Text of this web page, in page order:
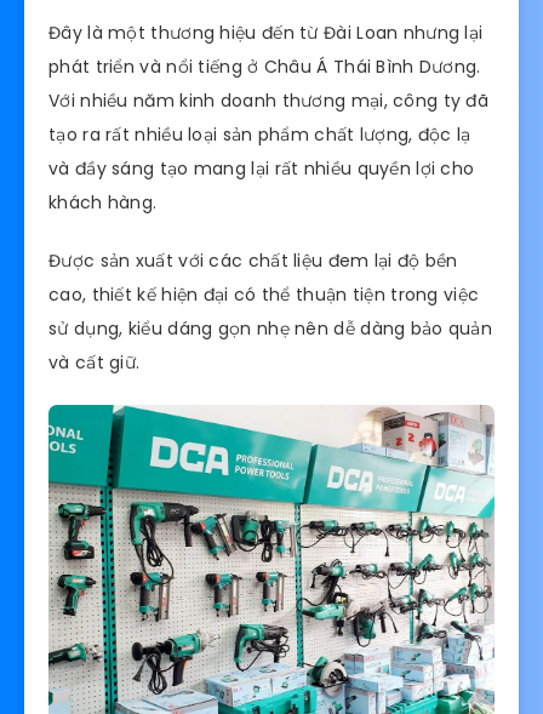
Đây là một thương hiệu đến từ Đài Loan nhưng lại
phát triển và nổi tiếng ở Châu Á Thái Bình Dương.
Với nhiều năm kinh doanh thương mại, công ty đã
tạo ra rất nhiều loại sản phẩm chất lượng, độc lạ
và đầy sáng tạo mang lại rất nhiều quyền lợi cho
khách hàng.
Được sản xuất với các chất liệu đem lại độ bền
cao, thiết kế hiện đại có thể thuận tiện trong việc
sử dụng, kiểu dáng gọn nhẹ nên dễ dàng bảo quản
và cất giữ.